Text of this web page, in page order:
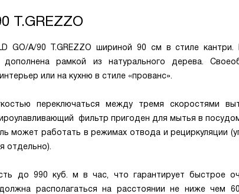
T.GREZZO
GO/A/90 T.GREZZO шириной 90 см в стиле
рамкой из натурального дерева.
или на кухню в стиле «прованс».
переключаться между тремя скоростями
фильтр пригоден для мытья в
может работать в режимах отвода и рециркуляции
отдельно).
до 990 куб. м в час, что гарантирует быстрое
располагаться на расстоянии не ниже чем